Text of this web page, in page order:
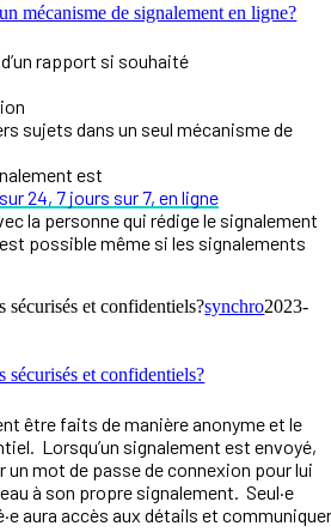
mécanisme de signalement en ligne?
rapport si souhaité
sujets dans un seul mécanisme de
est
24, 7 jours sur 7, en ligne
la personne qui rédige le signalement
possible même si les signalements
sécurisés et confidentiels?synchro2023-
sécurisés et confidentiels?
être faits de manière anonyme et le
Lorsqu’un signalement est envoyé,
un mot de passe de connexion pour lui
à son propre signalement. Seul·e
aura accès aux détails et